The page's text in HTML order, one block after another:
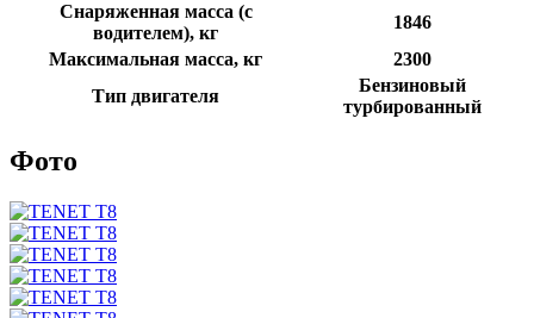
Снаряженная масса (с
водителем), кг
1846
Максимальная масса, кг
2300
Тип двигателя
Бензиновый
турбированный
Фото